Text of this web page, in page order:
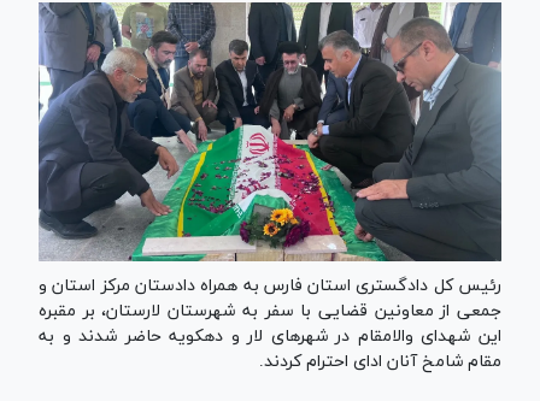
رئیس کل دادگستری استان فارس به همراه دادستان مرکز استان و
جمعی از معاونین قضایی با سفر به شهرستان لارستان، بر مقبره
این شهدای والامقام در شهر‌های لار و دهکویه حاضر شدند و به
مقام شامخ آنان ادای احترام کردند.